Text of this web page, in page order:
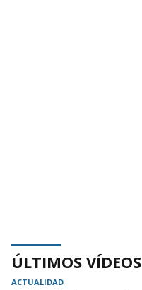
ÚLTIMOS VÍDEOS
ACTUALIDAD